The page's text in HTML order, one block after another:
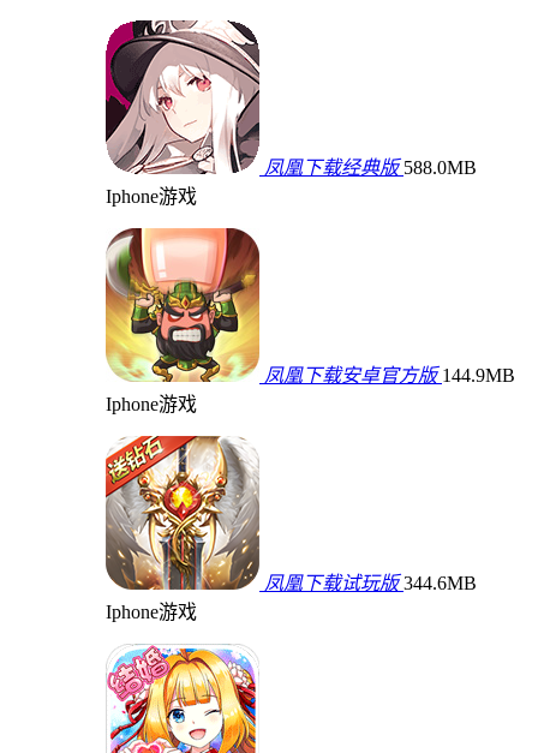
凤凰下载经典版 588.0MB
Iphone游戏
凤凰下载安卓官方版 144.9MB
Iphone游戏
凤凰下载试玩版 344.6MB
Iphone游戏